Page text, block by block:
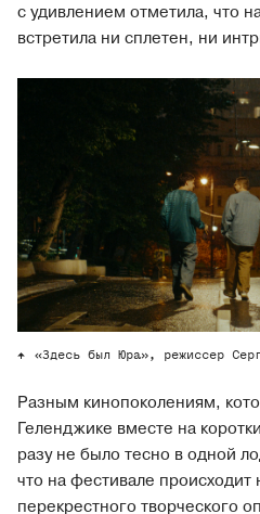
с удивлением отметила, что
встретила ни сплетен, ни
«Здесь был Юра», режиссер
Разным кинопоколениям,
Геленджике вместе на
разу не было тесно в одной
что на фестивале происходит
перекрестного творческого